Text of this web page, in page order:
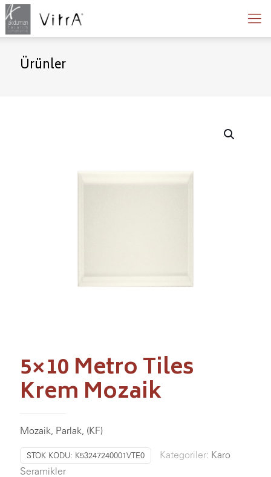
Ürünler
5×10 Metro Tiles
Krem Mozaik
Mozaik, Parlak, (KF)
STOK KODU: K53247240001VTE0 Kategoriler: Karo
Seramikler